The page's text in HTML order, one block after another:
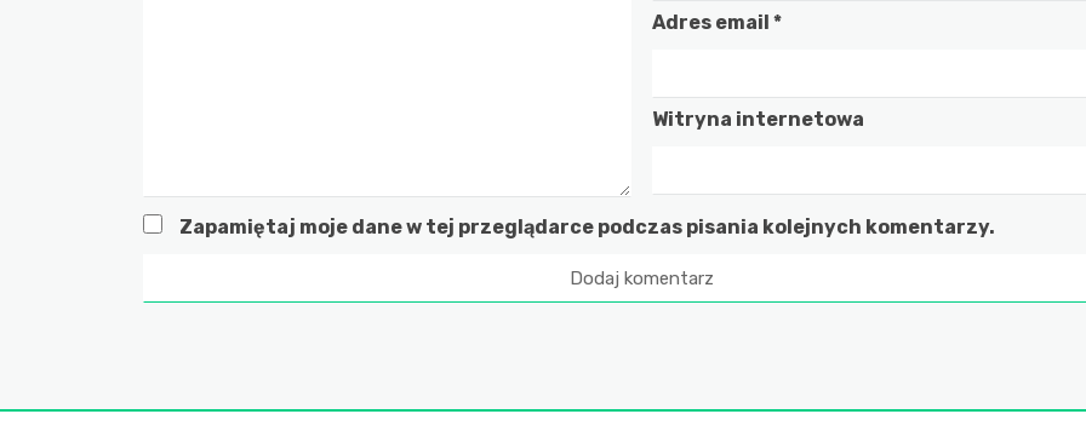
Adres email *
Witryna internetowa
Zapamiętaj moje dane w tej przeglądarce podczas pisania kolejnych komentarzy.